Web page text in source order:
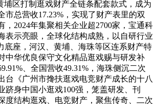
埔区打制逛戏财产全链条配套款式，成为
市总营收17.23%，实现了财产表里的双
，2024年集聚相关企业超2700家，宝通科
表示亮眼，全球化结构成熟，以自研行业
底座，河汉、黄埔、海珠等区连系财产特
中华优良保守文化精品逛戏赐与研发补
、全国营收49.31%，海珠侧沉二次
台《广州市搀扶逛戏电竞财产成长的十八
跻身中国小逛戏100强，笼盖研发、刊
度结构逛戏、电竞财产，聚焦传奇、二次